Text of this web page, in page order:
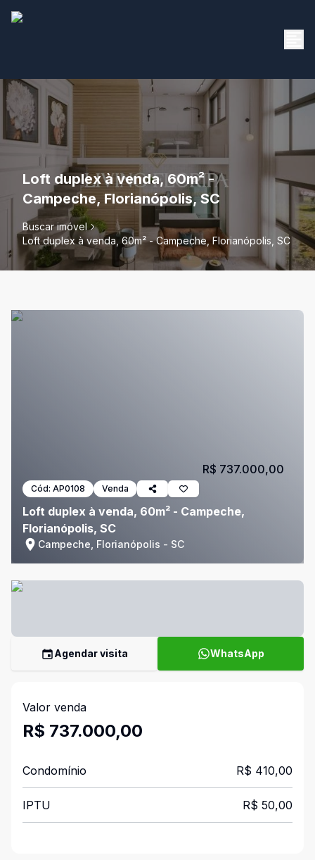
Loft duplex à venda, 60m² -
Campeche, Florianópolis, SC
Buscar imóvel
Loft duplex à venda, 60m² - Campeche, Florianópolis, SC
Cód: AP0108 Venda
Loft duplex à venda, 60m² - Campeche,
Florianópolis, SC
Campeche, Florianópolis - SC
R$ 737.000,00
Agendar visita WhatsApp
Valor venda
R$ 737.000,00
Condomínio R$ 410,00
IPTU R$ 50,00